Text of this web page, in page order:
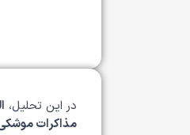
در این تحلیل،
مذاکرات